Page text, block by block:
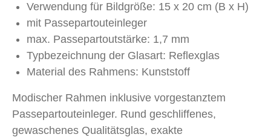
Verwendung für Bildgröße: 15 x 20 cm (B x H)
mit Passepartouteinleger
max. Passepartoutstärke: 1,7 mm
Typbezeichnung der Glasart: Reflexglas
Material des Rahmens: Kunststoff
Modischer Rahmen inklusive vorgestanztem
Passepartouteinleger. Rund geschliffenes,
gewaschenes Qualitätsglas, exakte